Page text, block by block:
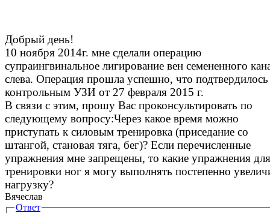
Добрый день!
10 ноября 2014г. мне сделали операцию
супраингвинальное лигирование вен семененного
слева. Операция прошла успешно, что подтвердилось
контрольным УЗИ от 27 февраля 2015 г.
В связи с этим, прошу Вас проконсультировать по
следующему вопросу:Через какое время можно
приступать к силовым тренировка (приседание со
штангой, становая тяга, бег)? Если перечисленные
упражнения мне запрещены, то какие упражнения для
тренировки ног я могу выполнять постепенно
нагрузку?
Вячеслав
Ответ